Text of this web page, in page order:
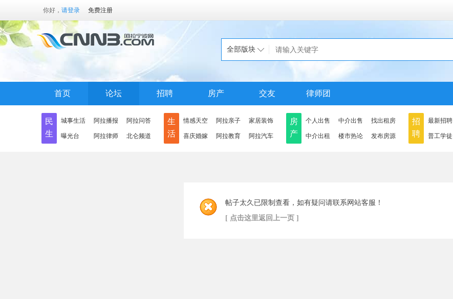
你好， 请登录 免费注册
全部版块
首页 论坛 招聘 房产 交友 律师团
民
生
城事生活 阿拉播报 阿拉问答
曝光台 阿拉律师 北仑频道
生
活
情感天空 阿拉亲子 家居装饰
喜庆婚嫁 阿拉教育 阿拉汽车
房
产
个人出售 中介出售 找出租房
中介出租 楼市热论 发布房源
招
聘
最新招聘
普工学徒
帖子太久已限制查看，如有疑问请联系网站客服！
[ 点击这里返回上一页 ]